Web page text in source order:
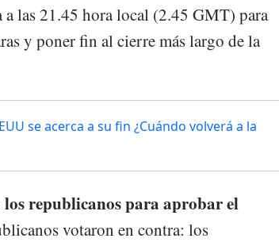
las 21.45 hora local (2.45 GMT) para
y poner fin al cierre más largo de la
se acerca a su fin ¿Cuándo volverá a la
los republicanos para aprobar el
votaron en contra: los